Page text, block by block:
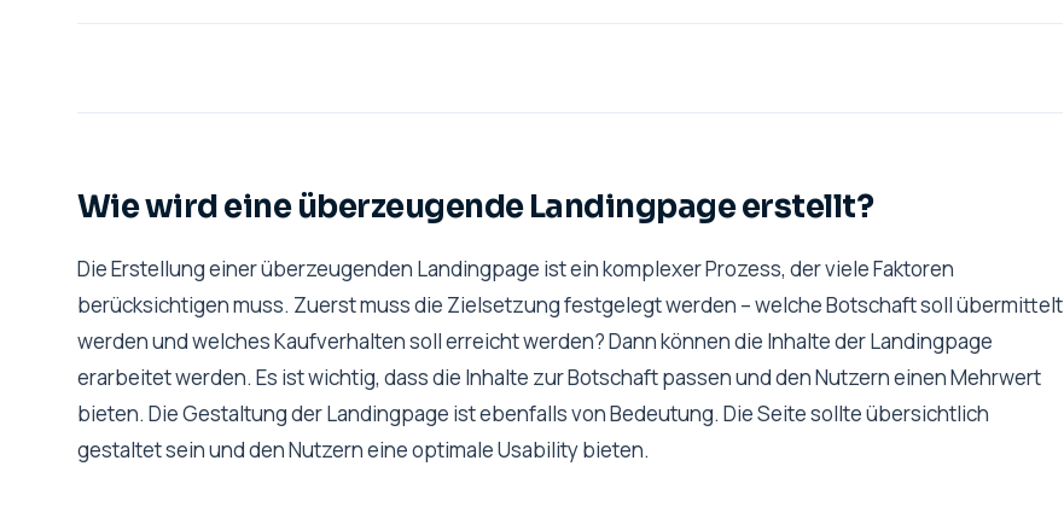
Wie wird eine überzeugende Landingpage erstellt?
Die Erstellung einer überzeugenden Landingpage ist ein komplexer Prozess, der viele Faktoren
berücksichtigen muss. Zuerst muss die Zielsetzung festgelegt werden – welche Botschaft soll übermittelt
werden und welches Kaufverhalten soll erreicht werden? Dann können die Inhalte der Landingpage
erarbeitet werden. Es ist wichtig, dass die Inhalte zur Botschaft passen und den Nutzern einen Mehrwert
bieten. Die Gestaltung der Landingpage ist ebenfalls von Bedeutung. Die Seite sollte übersichtlich
gestaltet sein und den Nutzern eine optimale Usability bieten.